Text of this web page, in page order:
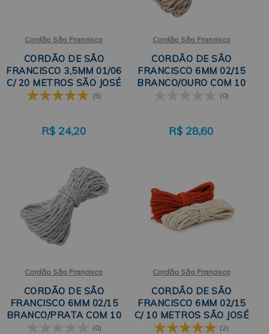
Cordão São Francisco
CORDÃO DE SÃO
FRANCISCO 3,5MM 01/06
C/ 20 METROS SÃO JOSÉ
(5)
R$ 24,20
Cordão São Francisco
CORDÃO DE SÃO
FRANCISCO 6MM 02/15
BRANCO/OURO COM 10
METROS SÃO JOSÉ
(0)
R$ 28,60
Cordão São Francisco
CORDÃO DE SÃO
FRANCISCO 6MM 02/15
BRANCO/PRATA COM 10
METROS SÃO JOSÉ
(0)
Cordão São Francisco
CORDÃO DE SÃO
FRANCISCO 6MM 02/15
C/ 10 METROS SÃO JOSÉ
(2)